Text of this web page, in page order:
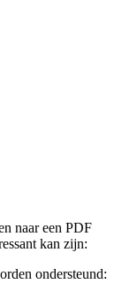
naar een PDF
kan zijn:
ondersteund: